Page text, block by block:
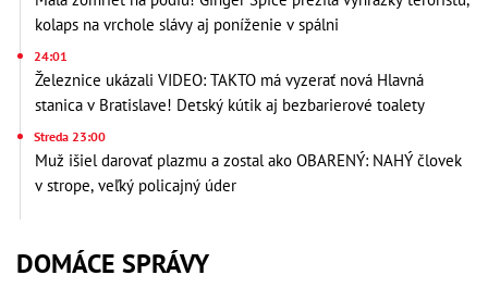
kolaps na vrchole slávy aj poníženie v spálni
24:01
Železnice ukázali VIDEO: TAKTO má vyzerať nová Hlavná
stanica v Bratislave! Detský kútik aj bezbarierové toalety
Streda 23:00
Muž išiel darovať plazmu a zostal ako OBARENÝ: NAHÝ človek
v strope, veľký policajný úder
DOMÁCE SPRÁVY